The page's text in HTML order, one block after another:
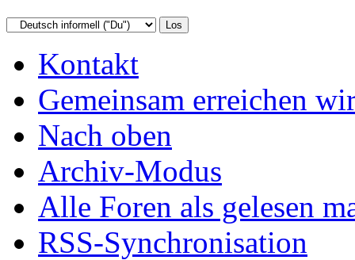
Kontakt
Gemeinsam erreichen
Nach oben
Archiv-Modus
Alle Foren als gelesen
RSS-Synchronisation